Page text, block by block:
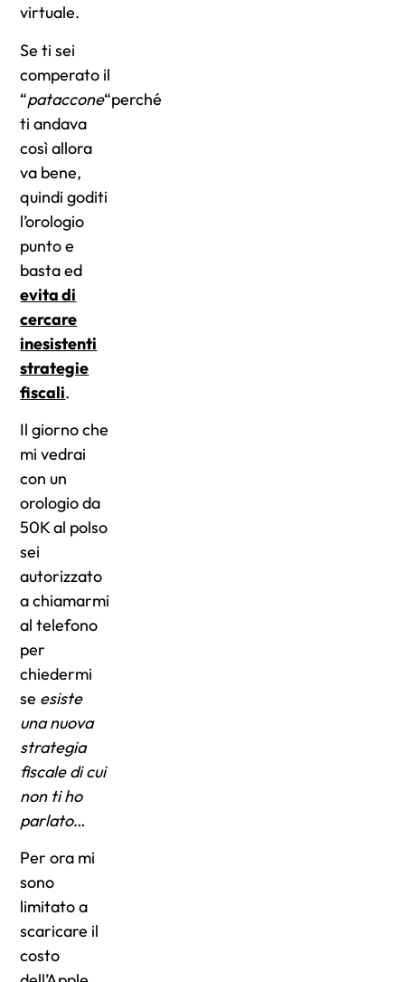
virtuale.
Se ti sei
comperato il
“pataccone“perché
ti andava
così allora
va bene,
quindi goditi
l’orologio
punto e
basta ed
evita di
cercare
inesistenti
strategie
fiscali.
Il giorno che
mi vedrai
con un
orologio da
50K al polso
sei
autorizzato
a chiamarmi
al telefono
per
chiedermi
se esiste
una nuova
strategia
fiscale di cui
non ti ho
parlato…
Per ora mi
sono
limitato a
scaricare il
costo